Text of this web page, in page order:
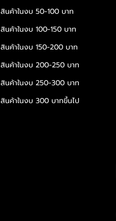
สินค้าในงบ 50-100 บาท
สินค้าในงบ 100-150 บาท
สินค้าในงบ 150-200 บาท
สินค้าในงบ 200-250 บาท
สินค้าในงบ 250-300 บาท
สินค้าในงบ 300 บาทขึ้นไป